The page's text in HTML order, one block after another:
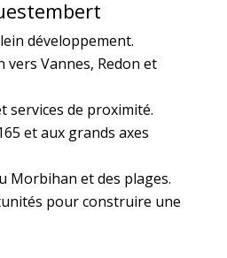
développement.
vers Vannes, Redon et
services de proximité.
et aux grands axes
Morbihan et des plages.
pour construire une